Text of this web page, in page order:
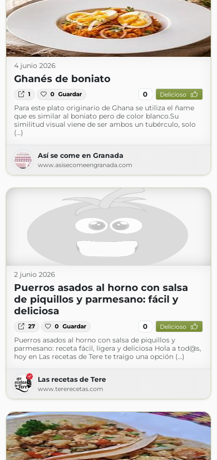
4 junio 2026
Ghanés de boniato
1 0 Guardar 0 Delicioso
Para este plato originario de Ghana se utiliza el ñame
que es similar al boniato pero de color blanco.Su
similitud visual viene de ser ambos un tubérculo, solo
(...)
Así se come en Granada
www.asisecomeengranada.com
2 junio 2026
Puerros asados al horno con salsa
de piquillos y parmesano: fácil y
deliciosa
27 0 Guardar 0 Delicioso
Puerros asados al horno con salsa de piquillos y
parmesano: receta fácil, ligera y deliciosa Hola a tod@s,
hoy en Las recetas de Tere te traigo una opción (...)
Las recetas de Tere
www.tererecetas.com